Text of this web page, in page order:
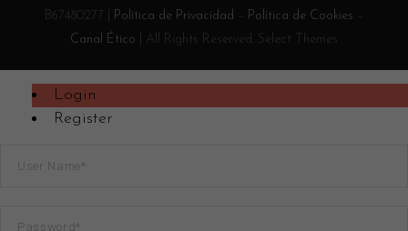
B67480277 |
Política de Privacidad Política de Cookies
Canal Ético | All Rights Reserved. Select Themes
Login
Register